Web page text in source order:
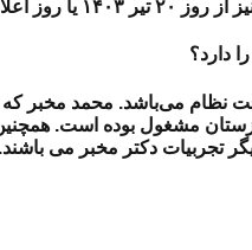
دارد؟
سال ۱۴۰۱، عضو مجمع تشخیص مصلحت
مشغول بوده است. همچنین
تجربیات دکتر مخبر می باشند.